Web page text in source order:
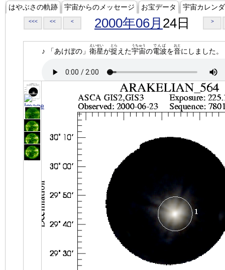
はやぶさの軌跡 宇宙からのメッセージ お宝データ 宇宙カレン
<<< << < 2000年06月 24日 >
♪ 「あけぼの」 衛星
えいせい
が捉
とら
えた宇宙
うちゅう
の電波
でんぱ
を音
おと
にしました。